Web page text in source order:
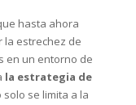
hasta ahora
la estrechez de
en un entorno de
la estrategia de
solo se limita a la